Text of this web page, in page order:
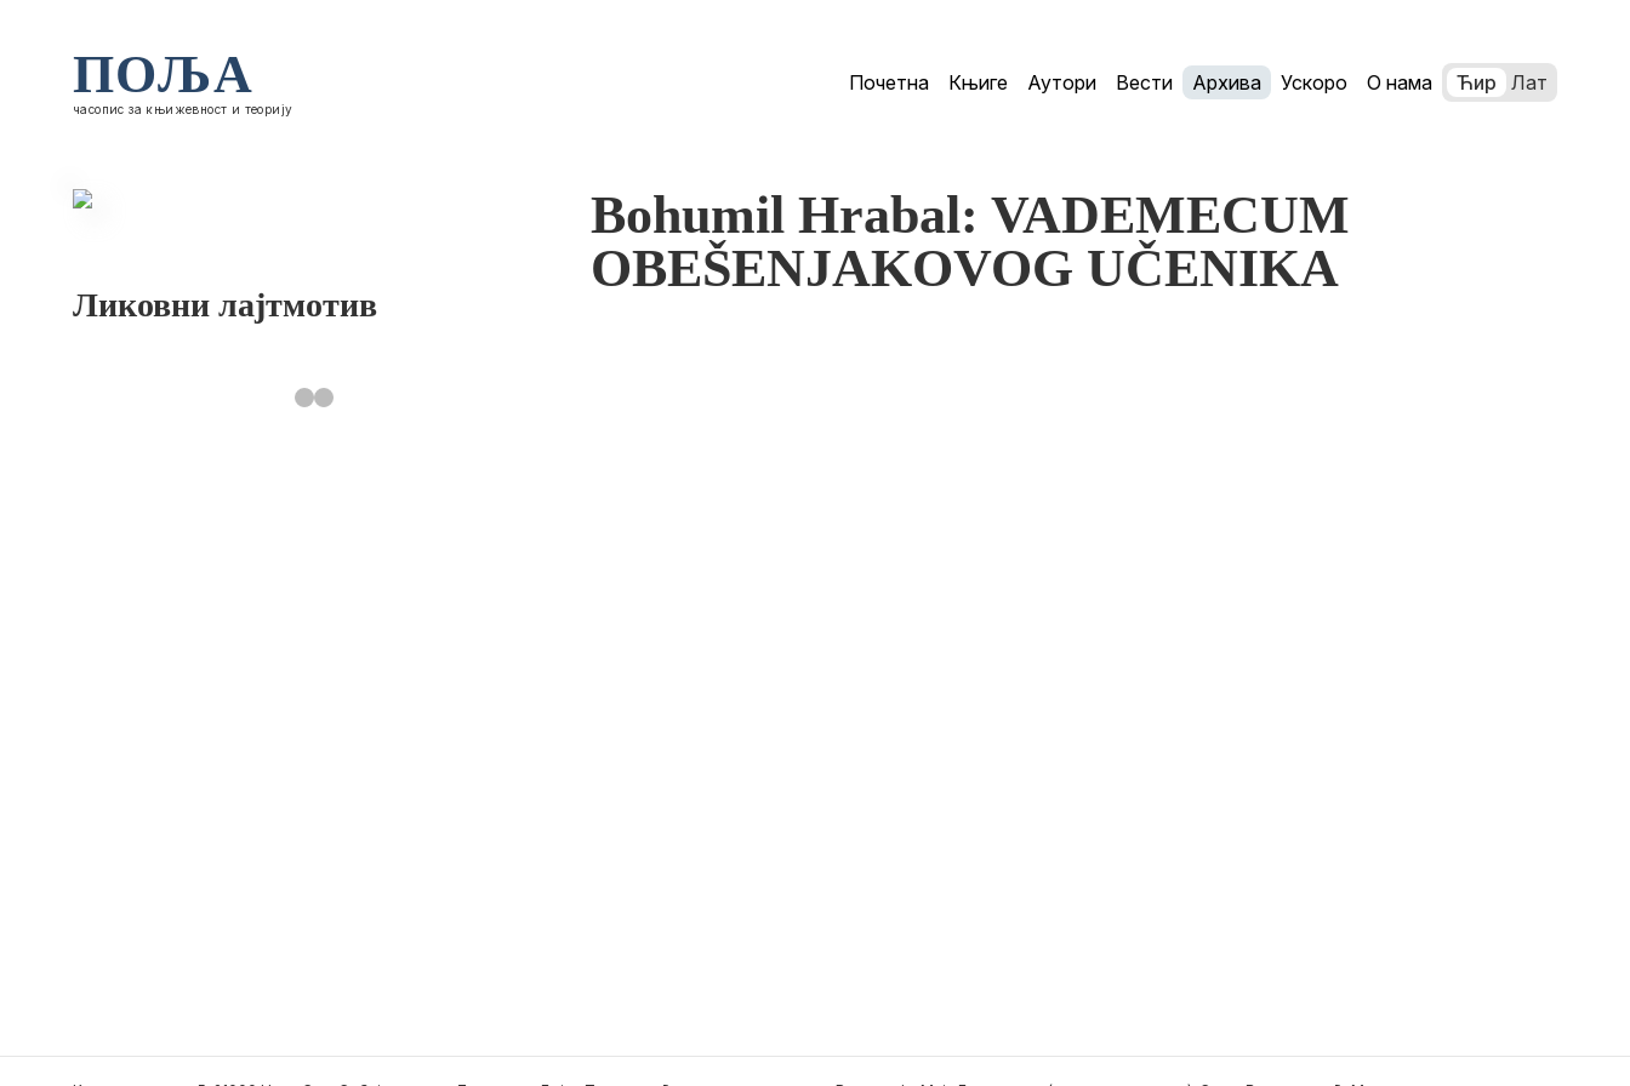
ПОЉА
часопис за књижевност и теорију
Почетна Књиге Аутори Вести Архива Ускоро О нама Ћир Лат
Ликовни лајтмотив
Bohumil Hrabal: VADEMECUM
OBEŠENJAKOVOG UČENIKA